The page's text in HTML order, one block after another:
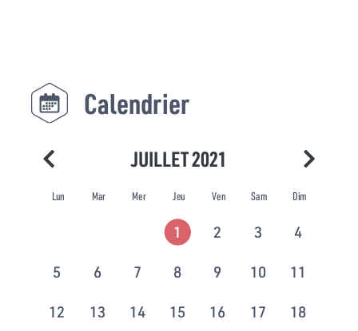
Calendrier
JUILLET 2021
Lun Mar Mer Jeu Ven Sam Dim
1 2 3 4
5 6 7 8 9 10 11
12 13 14 15 16 17 18